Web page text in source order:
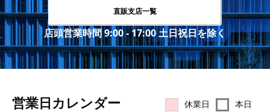
直販支店一覧
店頭営業時間 9:00 - 17:00 土日祝日を除く
営業⽇カレンダー 休業日 本日